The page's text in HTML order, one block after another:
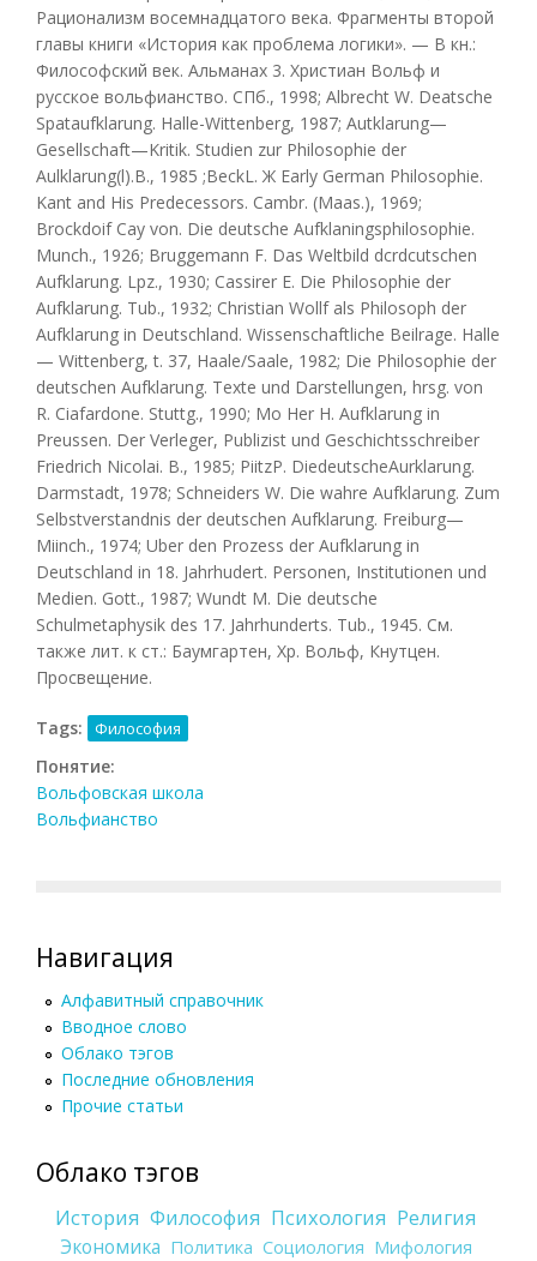
Рационализм восемнадцатого века. Фрагменты второй
главы книги «История как проблема логики». — В кн.:
Философский век. Альманах 3. Христиан Вольф и
русское вольфианство. СПб., 1998; Albrecht W. Deatsche
Spataufklarung. Halle-Wittenberg, 1987; Autklarung—
Gesellschaft—Kritik. Studien zur Philosophie der
Aulklarung(l).B., 1985 ;BeckL. Ж Early German Philosophie.
Kant and His Predecessors. Cambr. (Maas.), 1969;
Brockdoif Cay von. Die deutsche Aufklaningsphilosophie.
Munch., 1926; Bruggemann F. Das Weltbild dcrdcutschen
Aufklarung. Lpz., 1930; Cassirer E. Die Philosophie der
Aufklarung. Tub., 1932; Christian Wollf als Philosoph der
Aufklarung in Deutschland. Wissenschaftliche Beilrage. Halle
— Wittenberg, t. 37, Haale/Saale, 1982; Die Philosophie der
deutschen Aufklarung. Texte und Darstellungen, hrsg. von
R. Ciafardone. Stuttg., 1990; Mo Her H. Aufklarung in
Preussen. Der Verleger, Publizist und Geschichtsschreiber
Friedrich Nicolai. В., 1985; PiitzP. DiedeutscheAurklarung.
Darmstadt, 1978; Schneiders W. Die wahre Aufklarung. Zum
Selbstverstandnis der deutschen Aufklarung. Freiburg—
Miinch., 1974; Uber den Prozess der Aufklarung in
Deutschland in 18. Jahrhudert. Personen, Institutionen und
Medien. Gott., 1987; Wundt M. Die deutsche
Schulmetaphysik des 17. Jahrhunderts. Tub., 1945. См.
также лит. к ст.: Баумгартен, Хр. Вольф, Кнутцен.
Просвещение.
Tags: Философия
Понятие:
Вольфовская школа
Вольфианство
Навигация
Алфавитный справочник
Вводное слово
Облако тэгов
Последние обновления
Прочие статьи
Облако тэгов
История Философия Психология Религия
Экономика Политика Социология Мифология